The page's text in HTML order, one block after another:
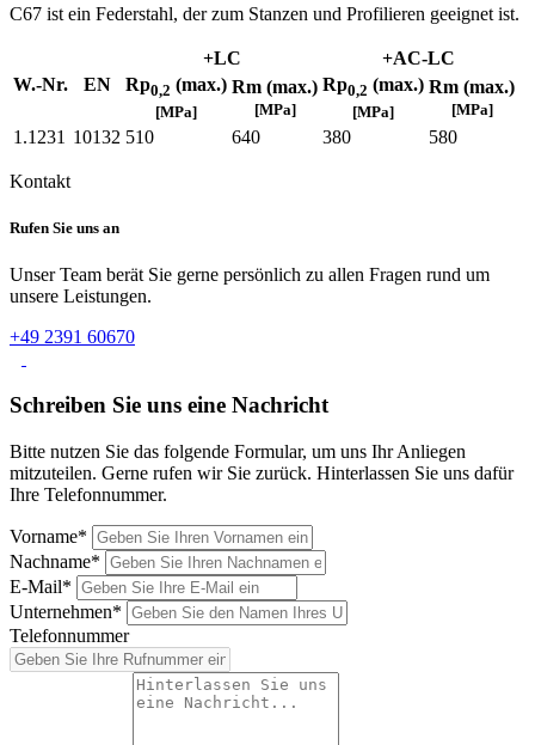
C67 ist ein Federstahl, der zum Stanzen und Profilieren geeignet ist.
W.-Nr. EN
+LC
+AC-LC
Rp0,2 (max.)
[MPa]
Rm (max.)
[MPa]
Rp0,2 (max.)
[MPa]
Rm (max.)
[MPa]
1.1231 10132 510 640 380 580
Kontakt
Rufen Sie uns an
Unser Team berät Sie gerne persönlich zu allen Fragen rund um
unsere Leistungen.
+49 2391 60670
Schreiben Sie uns eine Nachricht
Bitte nutzen Sie das folgende Formular, um uns Ihr Anliegen
mitzuteilen. Gerne rufen wir Sie zurück. Hinterlassen Sie uns dafür
Ihre Telefonnummer.
Vorname*
Nachname*
E-Mail*
Unternehmen*
Telefonnummer